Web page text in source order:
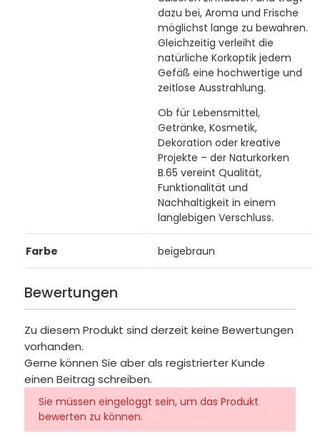
dazu bei, Aroma und Frische
möglichst lange zu bewahren.
Gleichzeitig verleiht die
natürliche Korkoptik jedem
Gefäß eine hochwertige und
zeitlose Ausstrahlung.
Ob für Lebensmittel,
Getränke, Kosmetik,
Dekoration oder kreative
Projekte – der Naturkorken
B.65 vereint Qualität,
Funktionalität und
Nachhaltigkeit in einem
langlebigen Verschluss.
Farbe beigebraun
Bewertungen
Zu diesem Produkt sind derzeit keine Bewertungen
vorhanden.
Gerne können Sie aber als registrierter Kunde
einen Beitrag schreiben.
Sie müssen eingeloggt sein, um das Produkt
bewerten zu können.